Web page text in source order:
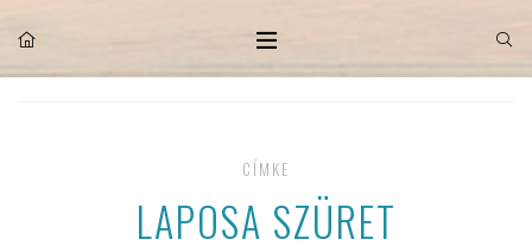
CÍMKE
LAPOSA SZÜRET